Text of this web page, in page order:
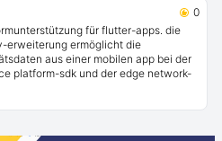
0
für flutter-apps. die
erweiterung ermöglicht die
aus einer mobilen app bei der
platform-sdk und der edge network-